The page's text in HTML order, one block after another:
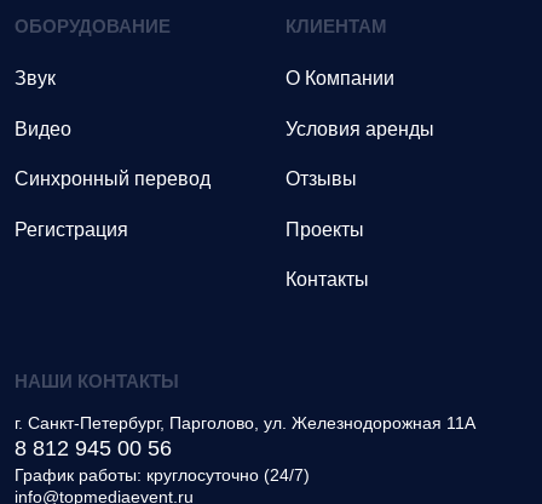
ОБОРУДОВАНИЕ
Звук
Видео
Синхронный перевод
Регистрация
КЛИЕНТАМ
О Компании
Условия аренды
Отзывы
Проекты
Контакты
НАШИ КОНТАКТЫ
г. Санкт-Петербург, Парголово, ул. Железнодорожная 11А
8 812 945 00 56
График работы: круглосуточно (24/7)
info@topmediaevent.ru